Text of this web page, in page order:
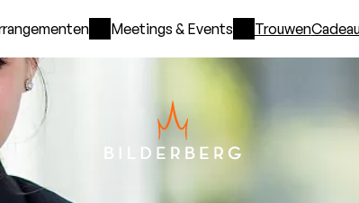
Meetings & Events Trouwen